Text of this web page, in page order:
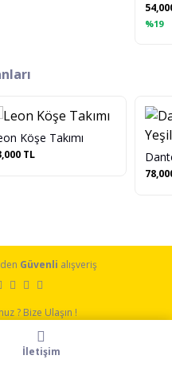
%19
Köşe Takımı
TL
Güvenli alışveriş
? Bize Ulaşın !
13 20 |
İletişim